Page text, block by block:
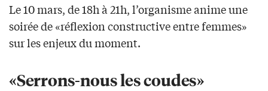
Le 10 mars, de 18h à 21h, l’organisme anime une
soirée de «réflexion constructive entre femmes»
sur les enjeux du moment.
«Serrons-nous les coudes»